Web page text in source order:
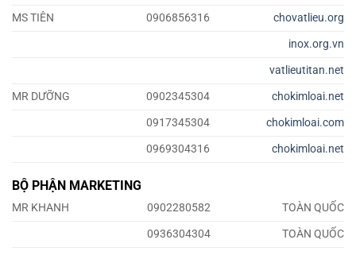
MS TIÊN
0906856316
chovatlieu.org
inox.org.vn
vatlieutitan.net
MR DƯỠNG
0902345304
chokimloai.net
0917345304
chokimloai.com
0969304316
chokimloai.net
BỘ PHẬN MARKETING
MR KHANH 0902280582
TOÀN QUỐC
0936304304
TOÀN QUỐC